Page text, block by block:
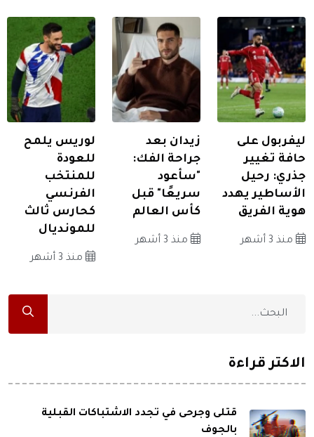
ليفربول على
حافة تغيير
جذري: رحيل
الأساطير يهدد
هوية الفريق
منذ 3 أشهر
زيدان بعد
جراحة الفك:
"سأعود
سريعًا" قبل
كأس العالم
منذ 3 أشهر
لوريس يلمح
للعودة
للمنتخب
الفرنسي
كحارس ثالث
للمونديال
منذ 3 أشهر
الاكثر قراءة
قتلى وجرحى في تجدد الاشتباكات القبلية
بالجوف